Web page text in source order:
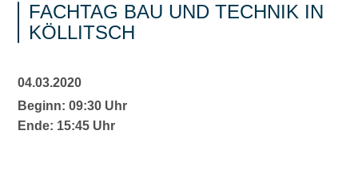
FACHTAG BAU UND TECHNIK IN
KÖLLITSCH
04.03.2020
Beginn: 09:30 Uhr
Ende: 15:45 Uhr